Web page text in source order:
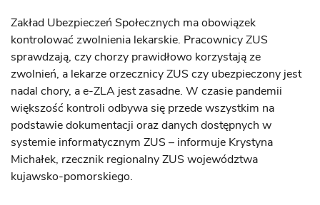
Zakład Ubezpieczeń Społecznych ma obowiązek
kontrolować zwolnienia lekarskie. Pracownicy ZUS
sprawdzają, czy chorzy prawidłowo korzystają ze
zwolnień, a lekarze orzecznicy ZUS czy ubezpieczony jest
nadal chory, a e-ZLA jest zasadne. W czasie pandemii
większość kontroli odbywa się przede wszystkim na
podstawie dokumentacji oraz danych dostępnych w
systemie informatycznym ZUS – informuje Krystyna
Michałek, rzecznik regionalny ZUS województwa
kujawsko-pomorskiego.